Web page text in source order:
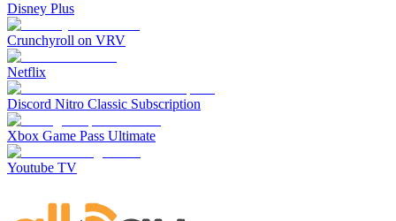
Disney Plus
Crunchyroll on VRV
Netflix
Discord Nitro Classic Subscription
Xbox Game Pass Ultimate
Youtube TV